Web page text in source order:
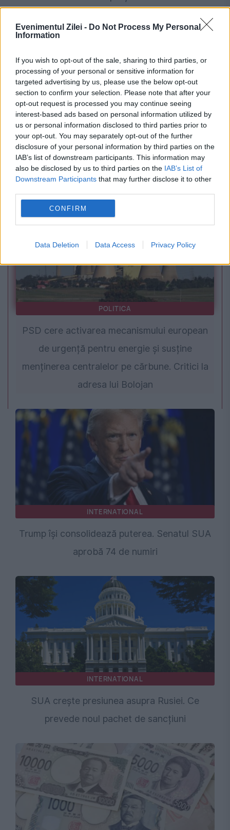
Evenimentul Zilei - Do Not Process My Personal
Information
If you wish to opt-out of the sale, sharing to third parties, or
processing of your personal or sensitive information for
targeted advertising by us, please use the below opt-out
section to confirm your selection. Please note that after your
opt-out request is processed you may continue seeing
interest-based ads based on personal information utilized by
us or personal information disclosed to third parties prior to
your opt-out. You may separately opt-out of the further
disclosure of your personal information by third parties on the
IAB’s list of downstream participants. This information may
also be disclosed by us to third parties on the IAB’s List of
Downstream Participants that may further disclose it to other
CONFIRM
Data Deletion Data Access Privacy Policy
MONDEN
Nepotul celebrului mafiot John Gotti,
ultimatum șocant: donează un rinichi mamei
sale sau merge la închisoare
POLITICA
PSD cere activarea mecanismului european
de urgență pentru energie și susține
menținerea centralelor pe cărbune. Critici la
adresa lui Bolojan
INTERNATIONAL
Trump își consolidează puterea. Senatul SUA
aprobă 74 de numiri
INTERNATIONAL
SUA crește presiunea asupra Rusiei. Ce
prevede noul pachet de sancțiuni